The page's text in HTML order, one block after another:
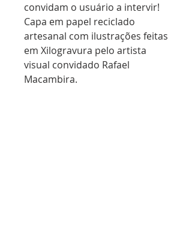
convidam o usuário a intervir!
Capa em papel reciclado
artesanal com ilustrações feitas
em Xilogravura pelo artista
visual convidado Rafael
Macambira.